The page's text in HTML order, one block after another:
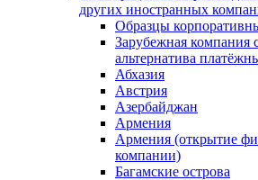
других иностранных
Образцы
Зарубежная компания
альтернатива
Абхазия
Австрия
Азербайджан
Армения
Армения (открытие
компании)
Багамские острова